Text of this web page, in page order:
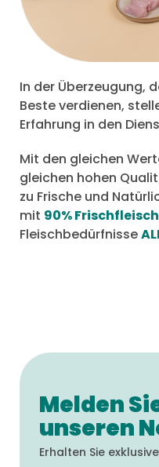
In der Überzeugung,
Beste verdienen,
Erfahrung in den
Mit den gleichen
gleichen hohen
zu Frische und
mit 90% Frischfleisch
Fleischbedürfnisse
Melden
unseren
Erhalten Sie